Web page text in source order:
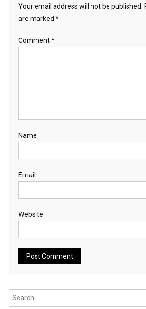
Your email address will not be published.
are marked *
Comment*
Name
Email
Website